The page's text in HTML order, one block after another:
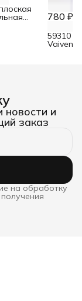
780 ₽
59310
Vaiven
и
заказ
на обработку